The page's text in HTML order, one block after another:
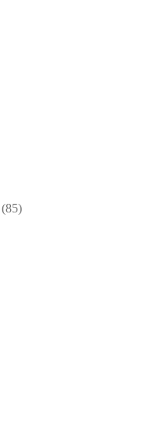
(85)